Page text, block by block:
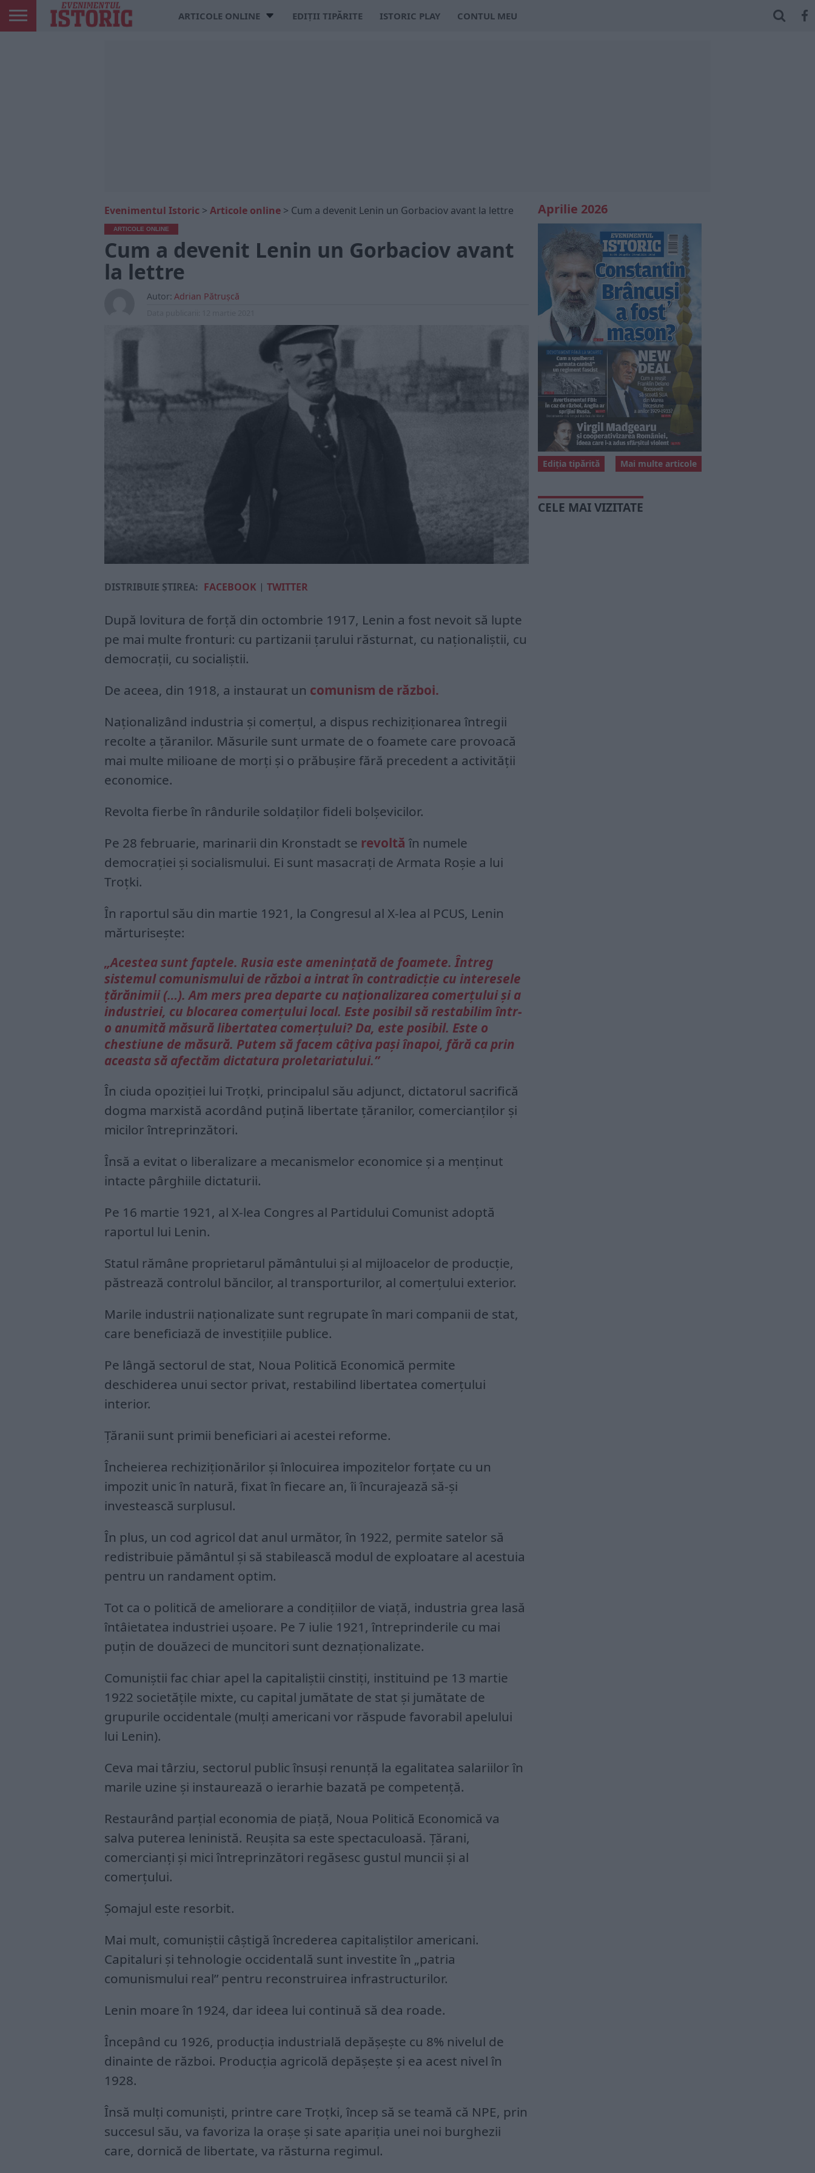
ARTICOLE ONLINE EDIȚII TIPĂRITE ISTORIC PLAY CONTUL MEU
Evenimentul Istoric > Articole online > Cum a devenit Lenin un Gorbaciov avant la lettre
ARTICOLE ONLINE
Cum a devenit Lenin un Gorbaciov avant
la lettre
Autor: Adrian Pătrușcă
DISTRIBUIE ȘTIREA: FACEBOOK | TWITTER
După lovitura de forță din octombrie 1917, Lenin a fost nevoit să lupte
pe mai multe fronturi: cu partizanii țarului răsturnat, cu naționaliștii, cu
democrații, cu socialiștii.
De aceea, din 1918, a instaurat un comunism de război.
Naționalizând industria și comerțul, a dispus rechiziționarea întregii
recolte a țăranilor. Măsurile sunt urmate de o foamete care provoacă
mai multe milioane de morți și o prăbușire fără precedent a activității
economice.
Revolta fierbe în rândurile soldaților fideli bolșevicilor.
Pe 28 februarie, marinarii din Kronstadt se revoltă în numele
democrației și socialismului. Ei sunt masacrați de Armata Roșie a lui
Troțki.
În raportul său din martie 1921, la Congresul al X-lea al PCUS, Lenin
mărturisește:
„Acestea sunt faptele. Rusia este amenințată de foamete. Întreg
sistemul comunismului de război a intrat în contradicție cu interesele
țărănimii (…). Am mers prea departe cu naționalizarea comerțului și a
industriei, cu blocarea comerțului local. Este posibil să restabilim într-
o anumită măsură libertatea comerțului? Da, este posibil. Este o
chestiune de măsură. Putem să facem câțiva pași înapoi, fără ca prin
aceasta să afectăm dictatura proletariatului.”
În ciuda opoziției lui Troțki, principalul său adjunct, dictatorul sacrifică
dogma marxistă acordând puțină libertate țăranilor, comercianților și
micilor întreprinzători.
Însă a evitat o liberalizare a mecanismelor economice și a menținut
intacte pârghiile dictaturii.
Pe 16 martie 1921, al X-lea Congres al Partidului Comunist adoptă
raportul lui Lenin.
Statul rămâne proprietarul pământului și al mijloacelor de producție,
păstrează controlul băncilor, al transporturilor, al comerțului exterior.
Marile industrii naționalizate sunt regrupate în mari companii de stat,
care beneficiază de investițiile publice.
Pe lângă sectorul de stat, Noua Politică Economică permite
deschiderea unui sector privat, restabilind libertatea comerțului
interior.
Țăranii sunt primii beneficiari ai acestei reforme.
Încheierea rechiziționărilor și înlocuirea impozitelor forțate cu un
impozit unic în natură, fixat în fiecare an, îi încurajează să-și
investească surplusul.
În plus, un cod agricol dat anul următor, în 1922, permite satelor să
redistribuie pământul și să stabilească modul de exploatare al acestuia
pentru un randament optim.
Tot ca o politică de ameliorare a condițiilor de viață, industria grea lasă
întâietatea industriei ușoare. Pe 7 iulie 1921, întreprinderile cu mai
puțin de douăzeci de muncitori sunt deznaționalizate.
Comuniștii fac chiar apel la capitaliștii cinstiți, instituind pe 13 martie
1922 societățile mixte, cu capital jumătate de stat și jumătate de
grupurile occidentale (mulți americani vor răspude favorabil apelului
lui Lenin).
Ceva mai târziu, sectorul public însuși renunță la egalitatea salariilor în
marile uzine și instaurează o ierarhie bazată pe competență.
Restaurând parțial economia de piață, Noua Politică Economică va
salva puterea leninistă. Reușita sa este spectaculoasă. Țărani,
comercianți și mici întreprinzători regăsesc gustul muncii și al
comerțului.
Șomajul este resorbit.
Mai mult, comuniștii câștigă încrederea capitaliștilor americani.
Capitaluri și tehnologie occidentală sunt investite în „patria
comunismului real” pentru reconstruirea infrastructurilor.
Lenin moare în 1924, dar ideea lui continuă să dea roade.
Începând cu 1926, producția industrială depășește cu 8% nivelul de
dinainte de război. Producția agricolă depășește și ea acest nivel în
1928.
Însă mulți comuniști, printre care Troțki, încep să se teamă că NPE, prin
succesul său, va favoriza la orașe și sate apariția unei noi burghezii
care, dornică de libertate, va răsturna regimul.
Aprilie 2026
Mai multe articole
Ediția tipărită
CELE MAI VIZITATE